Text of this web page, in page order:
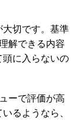
切です。基準
解できる内容
に入らないの
ーで評価が高
るようなら、